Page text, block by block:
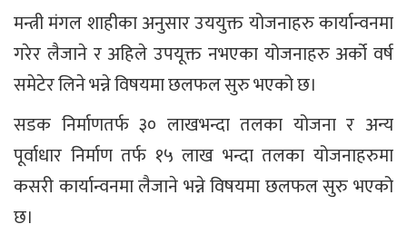
मन्त्री मंगल शाहीका अनुसार उययुक्त योजनाहरु कार्यान्वनमा
गरेर लैजाने र अहिले उपयूक्त नभएका योजनाहरु अर्को वर्ष
समेटेर लिने भन्ने विषयमा छलफल सुरु भएको छ।
सडक निर्माणतर्फ ३० लाखभन्दा तलका योजना र अन्य
पूर्वाधार निर्माण तर्फ १५ लाख भन्दा तलका योजनाहरुमा
कसरी कार्यान्वनमा लैजाने भन्ने विषयमा छलफल सुरु भएको
छ।